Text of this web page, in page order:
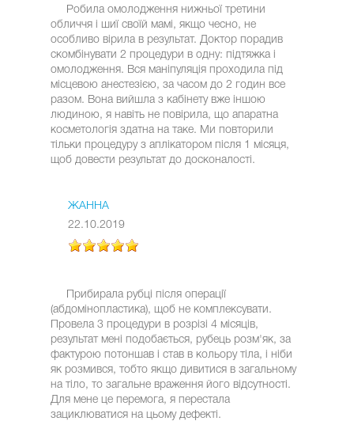
Робила омолодження нижньої третини
обличчя і шиї своїй мамі, якщо чесно, не
особливо вірила в результат. Доктор порадив
скомбінувати 2 процедури в одну: підтяжка і
омолодження. Вся маніпуляція проходила під
місцевою анестезією, за часом до 2 годин все
разом. Вона вийшла з кабінету вже іншою
людиною, я навіть не повірила, що апаратна
косметологія здатна на таке. Ми повторили
тільки процедуру з аплікатором після 1 місяця,
щоб довести результат до досконалості.
ЖАННА
22.10.2019
Прибирала рубці після операції
(абдомінопластика), щоб не комплексувати.
Провела 3 процедури в розрізі 4 місяців,
результат мені подобається, рубець розм'як, за
фактурою потоншав і став в кольору тіла, і ніби
як розмився, тобто якщо дивитися в загальному
на тіло, то загальне враження його відсутності.
Для мене це перемога, я перестала
зациклюватися на цьому дефекті.